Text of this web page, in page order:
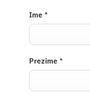
Ime *
Prezime *